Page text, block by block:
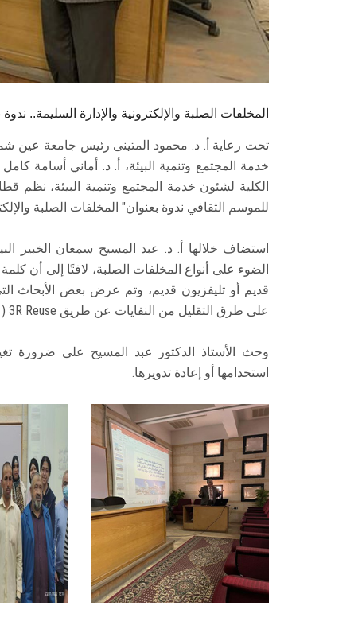
المخلفات الصلبة والإلكترونية والإدارة السليمة..
تحت رعاية أ. د. محمود المتينى رئيس جامعة عين
خدمة المجتمع وتنمية البيئة، أ. د. أماني أسامة
الكلية لشئون خدمة المجتمع وتنمية البيئة، نظم
للموسم الثقافي ندوة بعنوان" المخلفات الصلبة
استضاف خلالها أ. د. عبد المسيح سمعان الخبير
الضوء على أنواع المخلفات الصلبة، لافتًا إلى أن
قديم أو تليفزيون قديم، وتم عرض بعض الأبحاث
على طرق التقليل من النفايات عن طريق 3R Reuse ( إعادة استخدام)، Reduce (تقليل) ، Recycle ( إعادة تدوير).
وحث الأستاذ الدكتور عبد المسيح على ضرورة
استخدامها أو إعادة تدويرها.